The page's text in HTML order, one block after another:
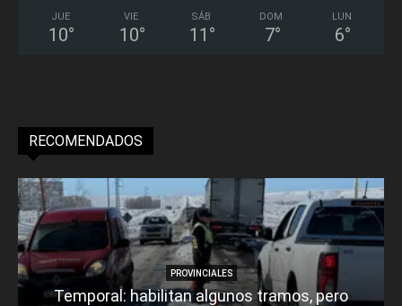
JUE
10°
VIE
10°
SÁB
11 °
DOM
7°
LUN
6°
RECOMENDADOS
PROVINCIALES
Temporal: habilitan algunos tramos, pero